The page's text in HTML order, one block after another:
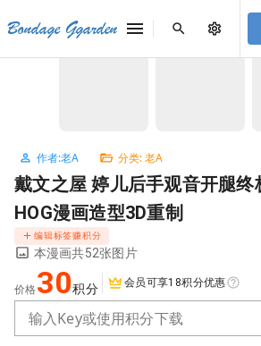
，
问题请联系客服。
Bondage Ggarden
首页 / 老A /
作者:老A 分类: 老A
戴文之屋 婷儿后手观音开腿终
HOG漫画造型3D重制
编辑标签赚积分
本漫画共52张图片
价格 30积分 会员可享18积分优惠
输入Key或使用积分下载